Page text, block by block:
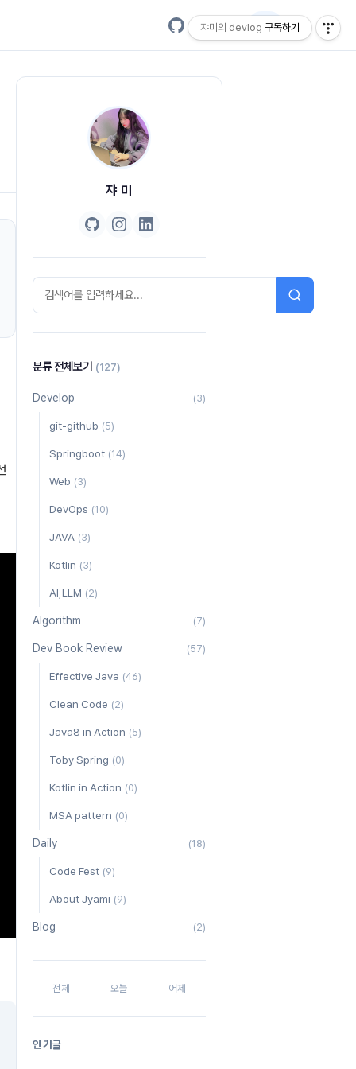
EN
쟈 미
분류 전체보기 (127)
Develop (3)
git-github (5)
Springboot (14)
Web (3)
DevOps (10)
JAVA (3)
Kotlin (3)
AI,LLM (2)
Algorithm (7)
Dev Book Review (57)
Effective Java (46)
Clean Code (2)
Java8 in Action (5)
Toby Spring (0)
Kotlin in Action (0)
MSA pattern (0)
Daily (18)
Code Fest (9)
About Jyami (9)
Blog (2)
전체 오늘 어제
쟈미의 devlog 구독하기